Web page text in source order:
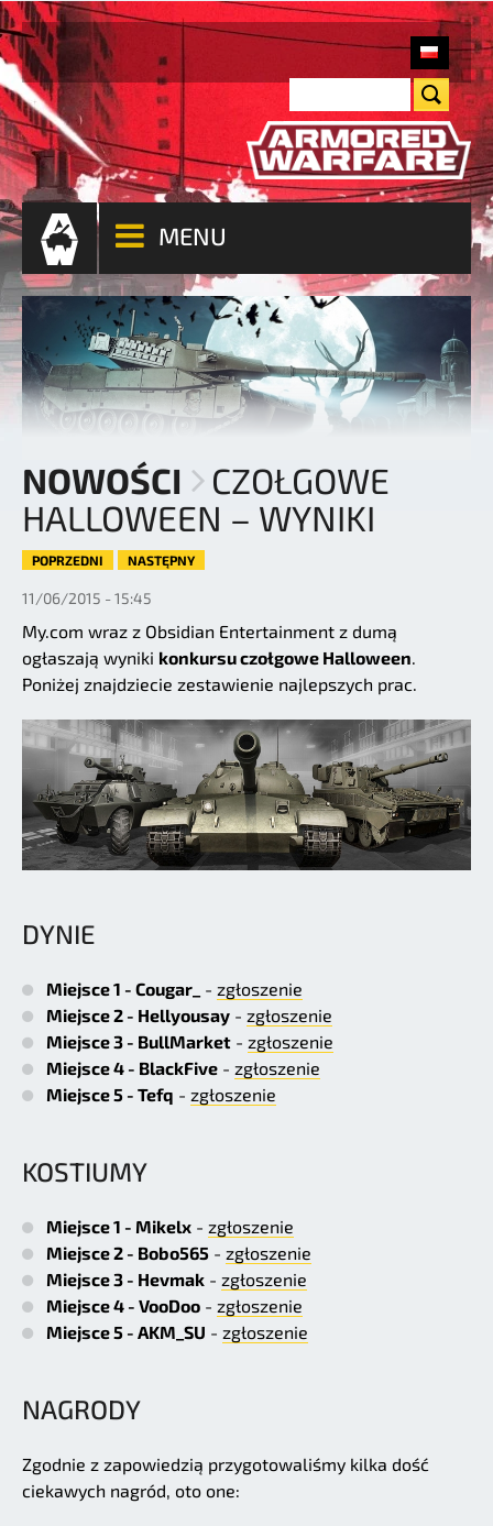
MENU
NOWOŚCI
CZOŁGOWE
HALLOWEEN – WYNIKI
POPRZEDNI NASTĘPNY
11/06/2015 - 15:45
My.com wraz z Obsidian Entertainment z dumą
ogłaszają wyniki konkursu czołgowe Halloween.
Poniżej znajdziecie zestawienie najlepszych prac.
DYNIE
Miejsce 1 - Cougar_ - zgłoszenie
Miejsce 2 - Hellyousay - zgłoszenie
Miejsce 3 - BullMarket - zgłoszenie
Miejsce 4 - BlackFive - zgłoszenie
Miejsce 5 - Tefq - zgłoszenie
KOSTIUMY
Miejsce 1 - Mikelx - zgłoszenie
Miejsce 2 - Bobo565 - zgłoszenie
Miejsce 3 - Hevmak - zgłoszenie
Miejsce 4 - VooDoo - zgłoszenie
Miejsce 5 - AKM_SU - zgłoszenie
NAGRODY
Zgodnie z zapowiedzią przygotowaliśmy kilka dość
ciekawych nagród, oto one: